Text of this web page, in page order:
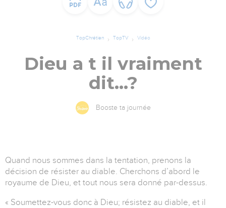
TopChrétien TopTV Vidéo
Dieu a t il vraiment
dit…?
Booste ta journée
Quand nous sommes dans la tentation, prenons la
décision de résister au diable. Cherchons d’abord le
royaume de Dieu, et tout nous sera donné par-dessus.
« Soumettez-vous donc à Dieu; résistez au diable, et il